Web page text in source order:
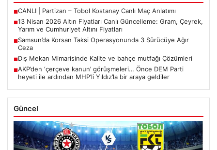
■CANLI | Partizan – Tobol Kostanay Canlı Maç Anlatımı
■13 Nisan 2026 Altın Fiyatları Canlı Güncelleme: Gram, Çeyrek,
Yarım ve Cumhuriyet Altını Fiyatları
■Samsun’da Korsan Taksi Operasyonunda 3 Sürücüye Ağır
Ceza
■Dış Mekan Mimarisinde Kalite ve bahçe mutfağı Çözümleri
■AKP’den ‘çerçeve kanun’ görüşmeleri… Önce DEM Parti
heyeti ile ardından MHP’li Yıldız’la bir araya geldiler
Güncel